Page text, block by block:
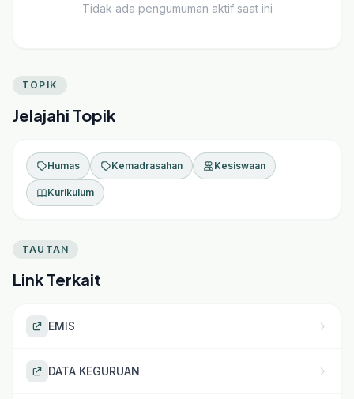
Tidak ada pengumuman aktif saat ini
TOPIK
Jelajahi Topik
Humas Kemadrasahan Kesiswaan
Kurikulum
TAUTAN
Link Terkait
EMIS
DATA KEGURUAN